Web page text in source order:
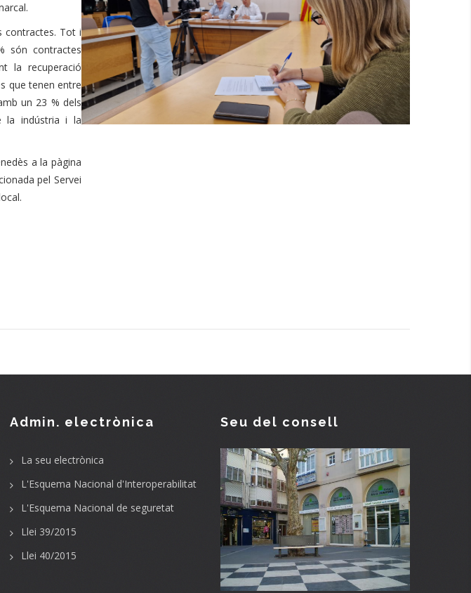
contractes. Tot i
són contractes
la recuperació
que tenen entre
un 23 % dels
la indústria i la
a la pàgina
pel Servei
Admin. electrònica
La seu electrònica
L'Esquema Nacional d'Interoperabilitat
L'Esquema Nacional de seguretat
Llei 39/2015
Llei 40/2015
Seu del consell